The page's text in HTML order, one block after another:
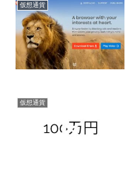
仮想通貨
仮想通貨